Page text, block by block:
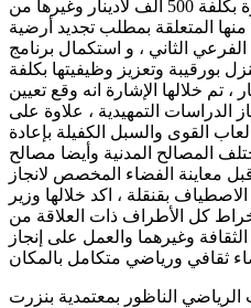
من خلال مشروع تركيز الانارة بكلفة 500 الف لادينار وغيرها من
منها المتعلقة بمطلب تجديد أرضية
الثاني ، و استكمال برنامج
بورقيبة وتعزيز وظيفيتها بكلفة
تعادل 500 الف دينار ، تم خلالها الإشارة انه وقع تعيين
الدراسات التمهيدية ، علاوة على
القوى والسبل الكفيلة بإعادة
المصالح المدنية وأيضا مصالح
معاينة الفضاء المخصص لانجاز
بقنقلة ، اكد خلالها وزير
كل الأطراف ذات العلاقة من
وغيرهما والعمل على إنجاز
الناظور بمعتمدية بنزرت